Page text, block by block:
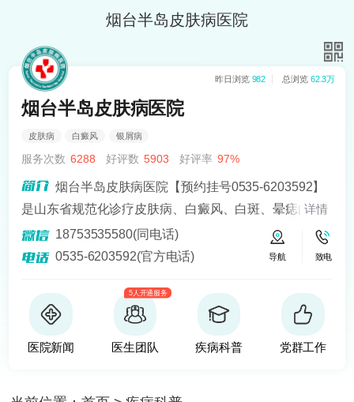
烟台半岛皮肤病医院
昨日浏览 982 总浏览 62.3万
烟台半岛皮肤病医院
皮肤病 白癜风 银屑病
服务次数 6288 好评数 5903 好评率 97%
烟台半岛皮肤病医院【预约挂号0535-6203592】
是山东省规范化诊疗皮肤病、白癜风、白斑、晕痣的医
院。熟悉皮肤病科常见病、多发病、疑难病的诊治，尤
其擅长光化学疗法、窄波紫外线、308准分子激光以及外
移植治疗白癜风，包括自体表皮移植、微小皮片移植、
自体培养黑素细胞移植等。
详情
18753535580(同电话)
0535-6203592(官方电话)
导航 致电
医院新闻
5人开通服务
医生团队 疾病科普 党群工作